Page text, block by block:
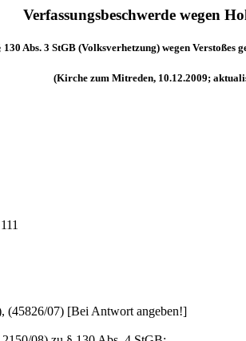
Verfassungsbeschwerde wegen
Abs. 3 StGB (Volksverhetzung) wegen Verstoßes
(Kirche zum Mitreden, 10.12.2009;
(45826/07) [Bei Antwort angeben!]